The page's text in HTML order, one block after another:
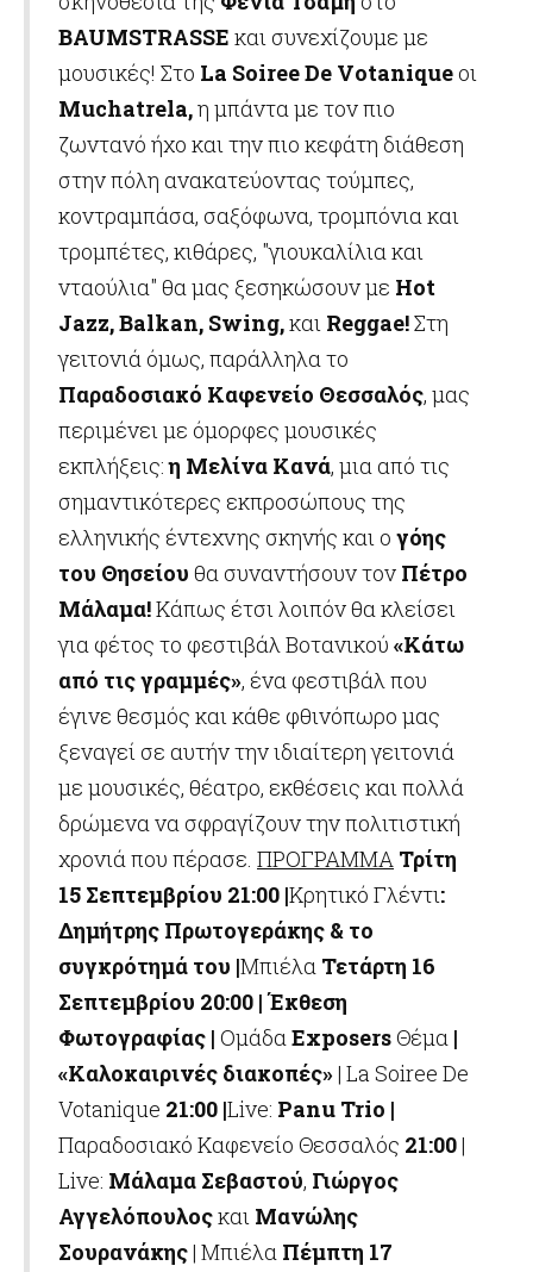
BAUMSTRASSE και συνεχίζουμε με
μουσικές! Στο La SoireeDe Votanique οι
Muchatrela,η μπάντα με τον πιο
ζωντανό ήχο και την πιο κεφάτη διάθεση
στην πόλη ανακατεύοντας τούμπες,
κοντραμπάσα, σαξόφωνα, τρομπόνια και
τρομπέτες, κιθάρες, "γιουκαλίλια και
νταούλια" θα μας ξεσηκώσουν με Hot
Jazz, Balkan, Swing,και Reggae!Στη
γειτονιά όμως, παράλληλα το
Παραδοσιακό Καφενείο Θεσσαλός, μας
περιμένει με όμορφες μουσικές
εκπλήξεις:η Μελίνα Κανά, μια από τις
σημαντικότερες εκπροσώπους της
ελληνικής έντεχνης σκηνής και ο γόης
του Θησείου θα συναντήσουν τον Πέτρο
Μάλαμα!Κάπως έτσι λοιπόν θα κλείσει
για φέτος το φεστιβάλ Βοτανικού «Κάτω
από τις γραμμές», ένα φεστιβάλ που
έγινε θεσμός και κάθε φθινόπωρο μας
ξεναγεί σε αυτήν την ιδιαίτερη γειτονιά
με μουσικές, θέατρο, εκθέσεις και πολλά
δρώμενα να σφραγίζουν την πολιτιστική
χρονιά που πέρασε. ΠΡΟΓΡΑΜΜΑ Τρίτη
15 Σεπτεμβρίου 21:00 |Κρητικό Γλέντι:
Δημήτρης Πρωτογεράκης & το
συγκρότημά του |Μπιέλα Τετάρτη 16
Σεπτεμβρίου 20:00 | Έκθεση
Φωτογραφίας | ΟμάδαExposersΘέμα |
«Καλοκαιρινές διακοπές»| La Soiree De
Votanique 21:00 |Live: Panu Trio |
Παραδοσιακό Καφενείο Θεσσαλός 21:00|
Live: Μάλαμα Σεβαστού, Γιώργος
Αγγελόπουλοςκαι Μανώλης
Σουρανάκης| Μπιέλα Πέμπτη 17